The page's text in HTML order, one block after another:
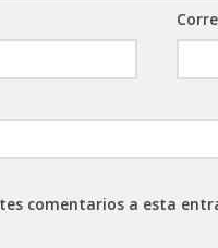
comentarios a esta